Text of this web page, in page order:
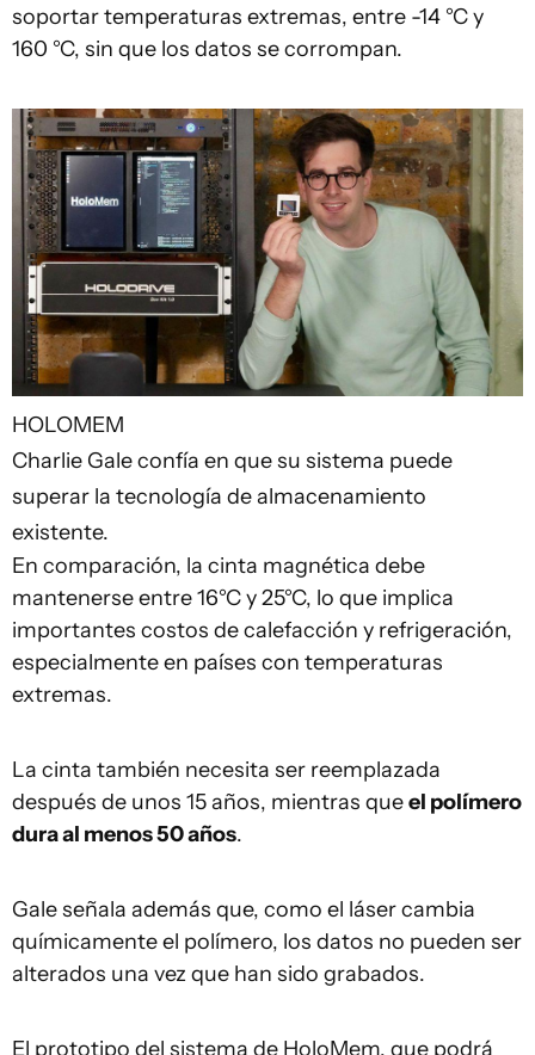
soportar temperaturas extremas, entre -14 °C y
160 °C, sin que los datos se corrompan.
HOLOMEM
Charlie Gale confía en que su sistema puede
superar la tecnología de almacenamiento
existente.
En comparación, la cinta magnética debe
mantenerse entre 16°C y 25°C, lo que implica
importantes costos de calefacción y refrigeración,
especialmente en países con temperaturas
extremas.
La cinta también necesita ser reemplazada
después de unos 15 años, mientras queel polímero
dura al menos 50 años.
Gale señala además que, como el láser cambia
químicamente el polímero, los datos no pueden ser
alterados una vez que han sido grabados.
El prototipo del sistema de HoloMem, que podrá